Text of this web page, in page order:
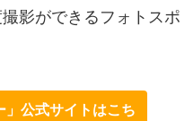
影ができるフォトスポ
」公式サイトはこち